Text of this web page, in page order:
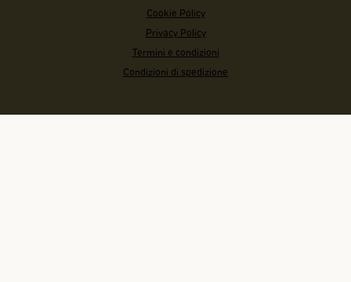
Cookie Policy
Privacy Policy
Termini e condizioni
Condizioni di spedizione